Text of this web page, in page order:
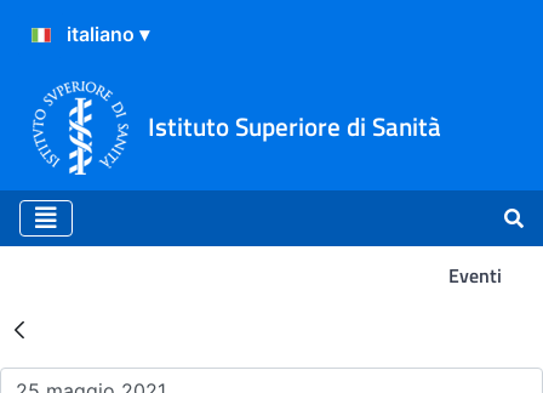
Istituto Superiore di Sanità
Eventi
Risultati della Ricerca -